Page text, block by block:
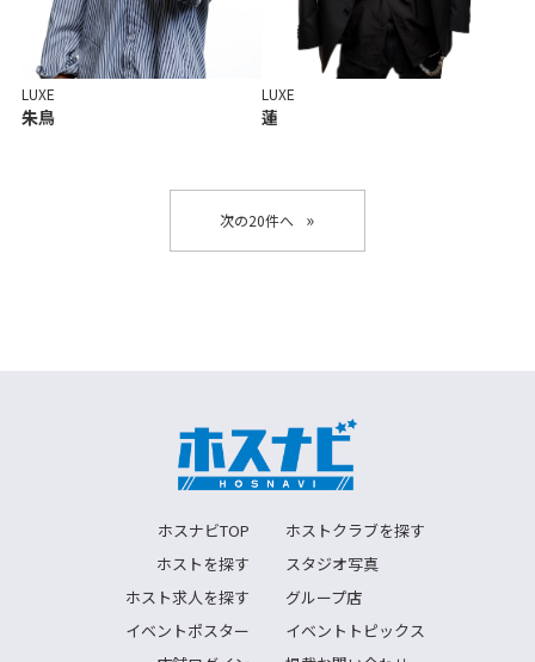
LUXE
朱鳥
LUXE
蓮
»
ホスナビTOP
ホストクラブを探す
ホストを探す
スタジオ写真
ホスト求人を探す
グループ店
イベントポスター
イベントトピックス